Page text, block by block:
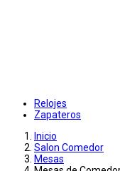
Relojes
Zapateros
Inicio
Salon Comedor
Mesas